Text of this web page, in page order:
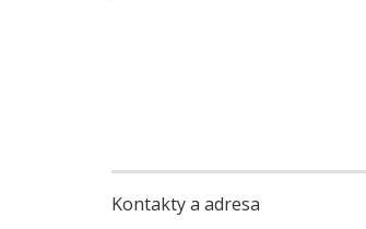
Kontakty a adresa